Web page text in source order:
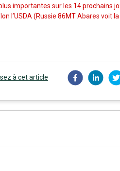
importantes sur les 14 prochains
l’USDA (Russie 86MT Abares voit
à cet article